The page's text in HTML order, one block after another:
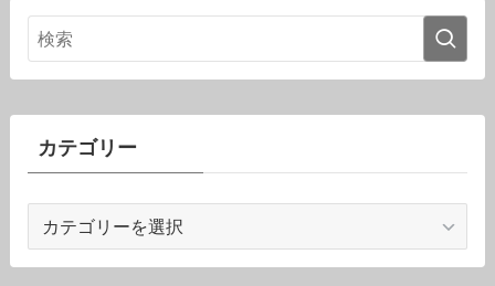
カテゴリー
ゴ